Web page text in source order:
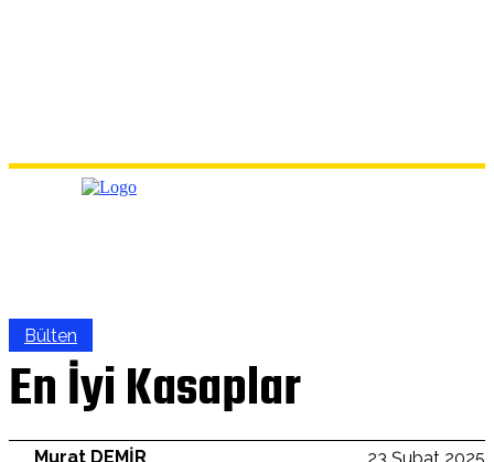
Bülten
En İyi Kasaplar
Murat DEMİR